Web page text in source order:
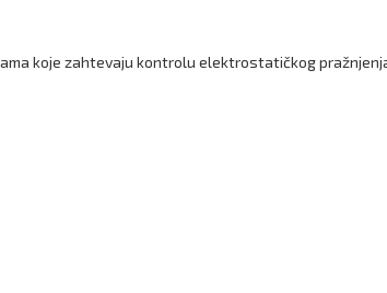
koje zahtevaju kontrolu elektrostatičkog